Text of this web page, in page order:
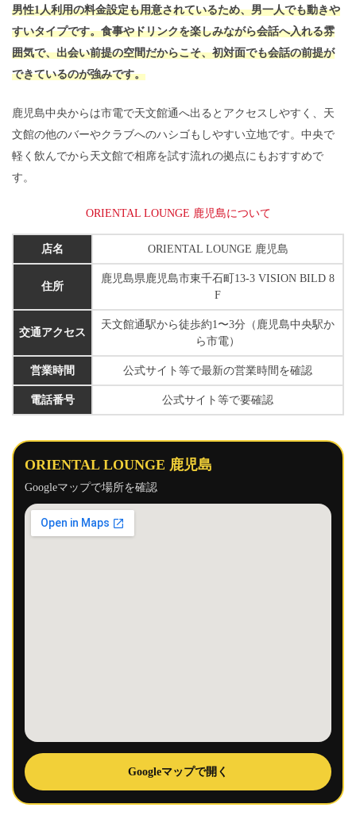
無料で♡が送れるチャンス！
男性1人利用の料金設定も用意されているため、男一人でも動きや
すいタイプです。食事やドリンクを楽しみながら会話へ入れる雰
囲気で、出会い前提の空間だからこそ、初対面でも会話の前提が
できているのが強みです。
鹿児島中央からは市電で天文館通へ出るとアクセスしやすく、天
文館の他のバーやクラブへのハシゴもしやすい立地です。中央で
軽く飲んでから天文館で相席を試す流れの拠点にもおすすめで
す。
ORIENTAL LOUNGE 鹿児島について
店名 ORIENTAL LOUNGE 鹿児島
住所
鹿児島県鹿児島市東千石町13-3 VISION BILD 8
F
交通アクセス
天文館通駅から徒歩約1〜3分（鹿児島中央駅か
ら市電）
営業時間 公式サイト等で最新の営業時間を確認
電話番号 公式サイト等で要確認
ORIENTAL LOUNGE 鹿児島
Googleマップで場所を確認
Googleマップで開く